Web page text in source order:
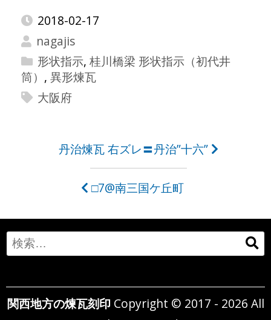
2018-02-17
nagajis
形状指示, 桂川橋梁 形状指示（初代井
筒） ,異形煉瓦
大阪府
ビ
ゲ
ー
シ
ョ
丹治煉瓦 右ズレ〓丹治”十六”
□7@南三国ケ丘町
Search
for:
関西地方の煉瓦刻印 Copyright © 2017 - 2026 All